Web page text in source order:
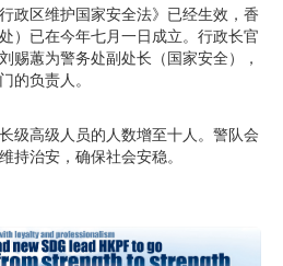
政区维护国家安全法》已经生效，香
）已在今年七月一日成立。行政长官
赐蕙为警务处副处长（国家安全），
的负责人。
级高级人员的人数增至十人。警队会
持治安，确保社会安稳。